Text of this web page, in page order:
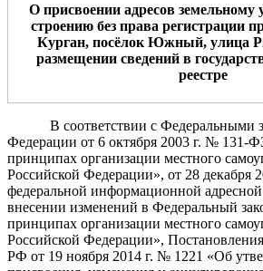
О присвоении адресов земельному
строению без права регистрации
Курган, посёлок Южный, улица
размещении сведений в
реестре
В соответствии с Федеральными
Федерации от 6 октября 2003 г. № 131-
принципах организации местного
Российской Федерации», от 28
федеральной информационной
внесении изменений в Федеральный
принципах организации местного
Российской Федерации»,
РФ от 19 ноября 2014 г. № 1221 «Об